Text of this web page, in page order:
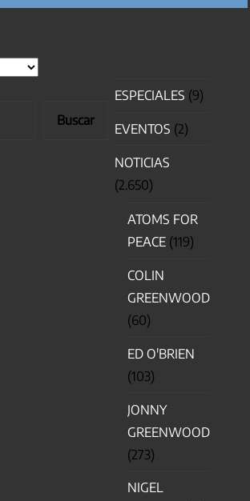
Buscar
ESPECIALES (9)
EVENTOS (2)
NOTICIAS
(2.650)
ATOMS FOR
PEACE (119)
COLIN
GREENWOOD
(60)
ED O'BRIEN
(103)
JONNY
GREENWOOD
(273)
NIGEL